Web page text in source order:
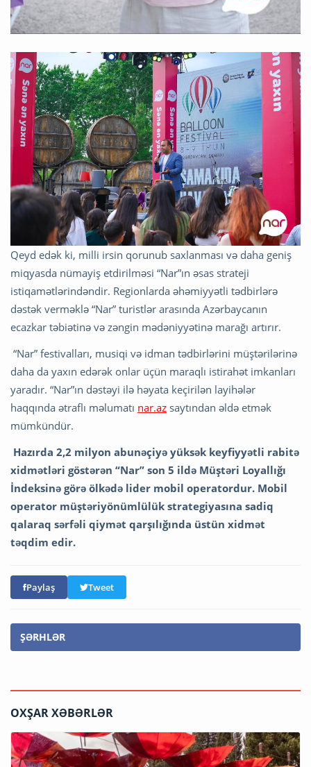
Qeyd edək ki, milli irsin qorunub saxlanması və daha geniş
miqyasda nümayiş etdirilməsi “Nar”ın əsas strateji
istiqamətlərindəndir. Regionlarda əhəmiyyətli tədbirlərə
dəstək verməklə “Nar” turistlər arasında Azərbaycanın
ecazkar təbiətinə və zəngin mədəniyyətinə marağı artırır.
“Nar” festivalları, musiqi və idman tədbirlərini müştərilərinə
daha da yaxın edərək onlar üçün maraqlı istirahət imkanları
yaradır. “Nar”ın dəstəyi ilə həyata keçirilən layihələr
haqqında ətraflı məlumatı nar.az saytından əldə etmək
mümkündür.
Hazırda 2,2 milyon abunəçiyə yüksək keyfiyyətli rabitə
xidmətləri göstərən “Nar” son 5 ildə Müştəri Loyallığı
İndeksinə görə ölkədə lider mobil operatordur. Mobil
operator müştəriyönümlülük strategiyasına sadiq
qalaraq sərfəli qiymət qarşılığında üstün xidmət
təqdim edir.
Paylaş Tweet
ŞƏRHLƏR
OXŞAR XƏBƏRLƏR